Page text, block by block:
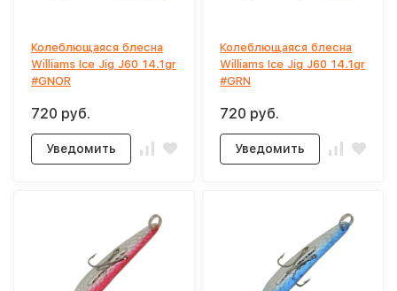
Колеблющаяся блесна
Williams Ice Jig J60 14.1gr
#GNOR
720 руб.
Уведомить
Колеблющаяся блесна
Williams Ice Jig J60 14.1gr
#GRN
720 руб.
Уведомить